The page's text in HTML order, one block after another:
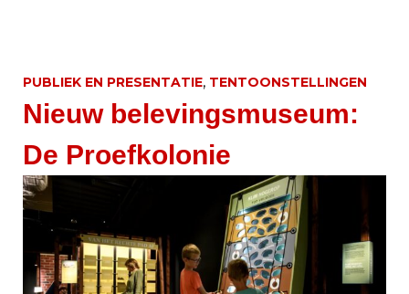
PUBLIEK EN PRESENTATIE, TENTOONSTELLINGEN
Nieuw belevingsmuseum:
De Proefkolonie